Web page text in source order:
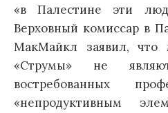
«в Палестине эти
Верховный комиссар в
МакМайкл заявил,
«Струмы» не
востребованных
«непродуктивным